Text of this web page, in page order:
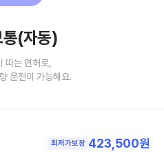
(자동)
따는 면허로,
운전이 가능해요.
최저가보장 423,500원